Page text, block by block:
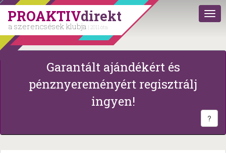
PROAKTIVdirekt
a szerencsések klubja | 2011 óta
Garantált ajándékért és
pénznyereményért regisztrálj
ingyen!
?